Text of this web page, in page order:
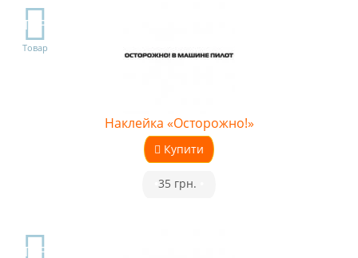
TOP
Товар
Наклейка «Осторожно!»
Купити
35 грн.
TOP